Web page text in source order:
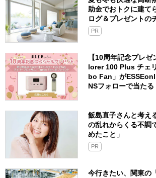
助金でおトクに建て
ログ＆プレゼントの
PR
【10周年記念プレ
lorer 100 Plus チェ
bo Fan」が
NSフォローで当たる
飯島直子さんと考え
の乱れからくる不調
めたこと」
PR
今行きたい、関東の